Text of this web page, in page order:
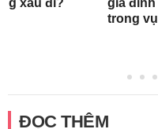
xấu đi?
gia
trong
ĐỌC THÊM